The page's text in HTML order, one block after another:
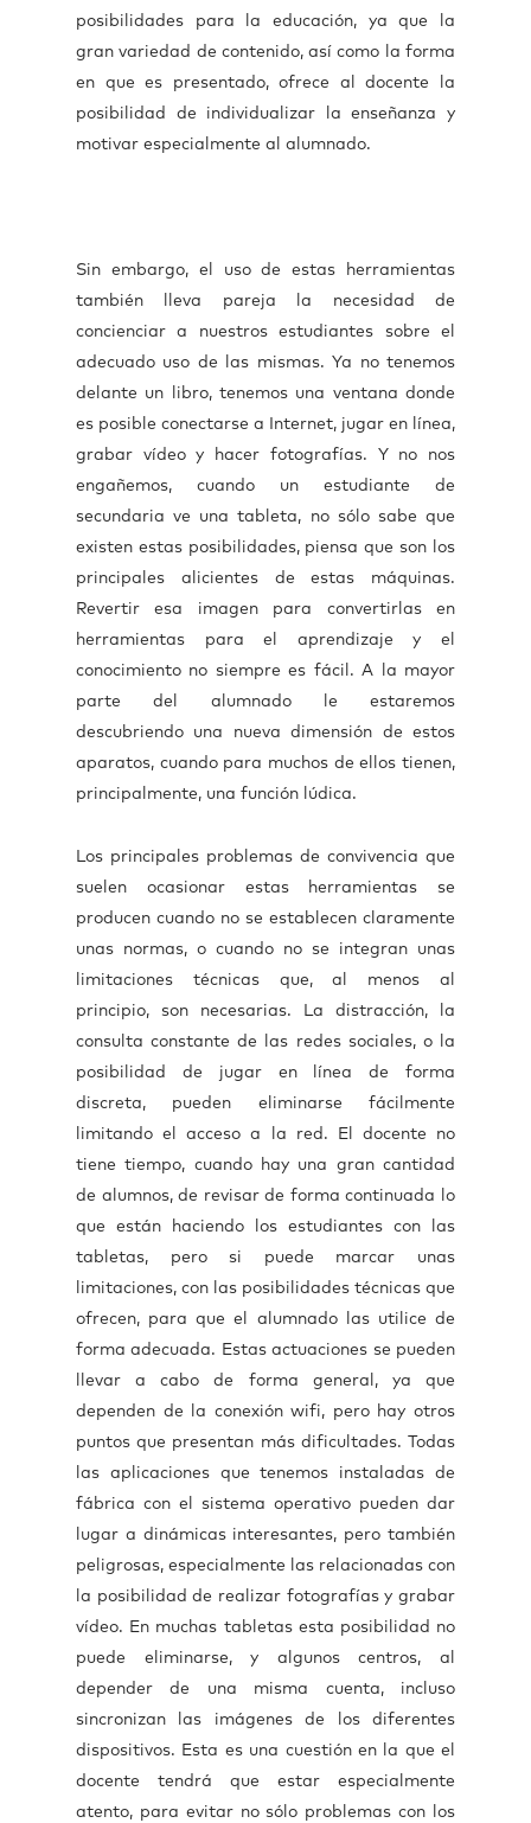
posibilidades para la educación, ya que la
gran variedad de contenido, así como la forma
en que es presentado, ofrece al docente la
posibilidad de individualizar la enseñanza y
motivar especialmente al alumnado.
Sin embargo, el uso de estas herramientas
también lleva pareja la necesidad de
concienciar a nuestros estudiantes sobre el
adecuado uso de las mismas. Ya no tenemos
delante un libro, tenemos una ventana donde
es posible conectarse a Internet, jugar en línea,
grabar vídeo y hacer fotografías. Y no nos
engañemos, cuando un estudiante de
secundaria ve una tableta, no sólo sabe que
existen estas posibilidades, piensa que son los
principales alicientes de estas máquinas.
Revertir esa imagen para convertirlas en
herramientas para el aprendizaje y el
conocimiento no siempre es fácil. A la mayor
parte del alumnado le estaremos
descubriendo una nueva dimensión de estos
aparatos, cuando para muchos de ellos tienen,
principalmente, una función lúdica.
Los principales problemas de convivencia que
suelen ocasionar estas herramientas se
producen cuando no se establecen claramente
unas normas, o cuando no se integran unas
limitaciones técnicas que, al menos al
principio, son necesarias. La distracción, la
consulta constante de las redes sociales, o la
posibilidad de jugar en línea de forma
discreta, pueden eliminarse fácilmente
limitando el acceso a la red. El docente no
tiene tiempo, cuando hay una gran cantidad
de alumnos, de revisar de forma continuada lo
que están haciendo los estudiantes con las
tabletas, pero si puede marcar unas
limitaciones, con las posibilidades técnicas que
ofrecen, para que el alumnado las utilice de
forma adecuada. Estas actuaciones se pueden
llevar a cabo de forma general, ya que
dependen de la conexión wifi, pero hay otros
puntos que presentan más dificultades. Todas
las aplicaciones que tenemos instaladas de
fábrica con el sistema operativo pueden dar
lugar a dinámicas interesantes, pero también
peligrosas, especialmente las relacionadas con
la posibilidad de realizar fotografías y grabar
vídeo. En muchas tabletas esta posibilidad no
puede eliminarse, y algunos centros, al
depender de una misma cuenta, incluso
sincronizan las imágenes de los diferentes
dispositivos. Esta es una cuestión en la que el
docente tendrá que estar especialmente
atento, para evitar no sólo problemas con los